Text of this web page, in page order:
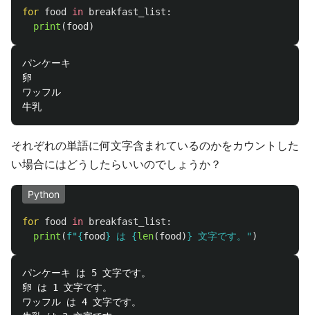
for food in breakfast_list :
print (food )
パンケーキ
卵
ワッフル
それぞれの単語に何文字含まれているのかをカウントした
い場合にはどうしたらいいのでしょうか？
Python
for food in breakfast_list :
print (f"{food} は {len(food )} 文字です。 " )
パンケーキ は 5 文字です。
卵 は 1 文字です。
ワッフル は 4 文字です。